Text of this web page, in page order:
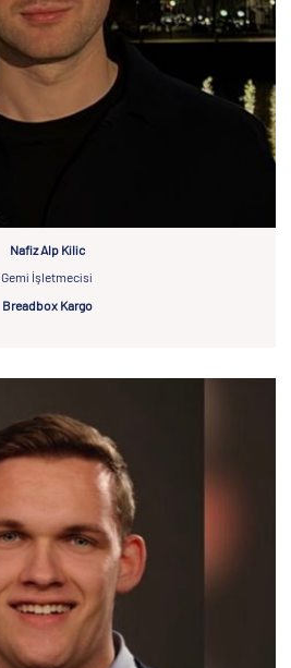
Nafiz Alp Kilic
Gemi İşletmecisi
Breadbox Kargo